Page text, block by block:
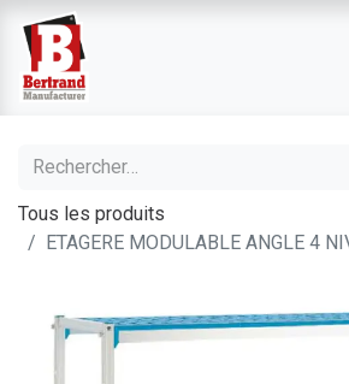
Tous les produits
ETAGERE MODULABLE ANGLE 4